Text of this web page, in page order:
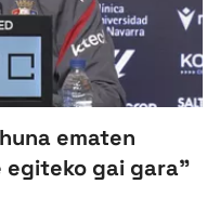
ematen
egiteko gai gara"